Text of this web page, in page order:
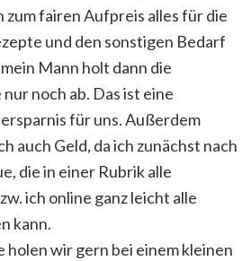
zum fairen Aufpreis alles für die
und den sonstigen Bedarf
Mann holt dann die
noch ab. Das ist eine
für uns. Außerdem
auch Geld, da ich zunächst nach
die in einer Rubrik alle
ich online ganz leicht alle
kann.
holen wir gern bei einem kleinen